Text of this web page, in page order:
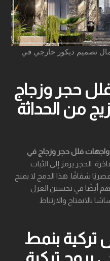
تصميم ديكور خارجي في
حجر وزجاج
من الحداثة
فلل حجر وزجاج في
الحجر يرمز إلى الثبات
شفافًا. هذا الدمج لا يمنح
أيضًا في تحسين العزل
بالانفتاح والارتباط
تركية بنمط